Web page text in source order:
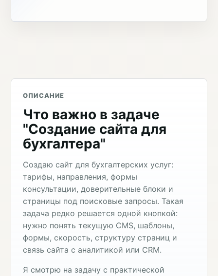
ОПИСАНИЕ
Что важно в задаче
"Создание сайта для
бухгалтера"
Создаю сайт для бухгалтерских услуг:
тарифы, направления, формы
консультации, доверительные блоки и
страницы под поисковые запросы. Такая
задача редко решается одной кнопкой:
нужно понять текущую CMS, шаблоны,
формы, скорость, структуру страниц и
связь сайта с аналитикой или CRM.
Я смотрю на задачу с практической